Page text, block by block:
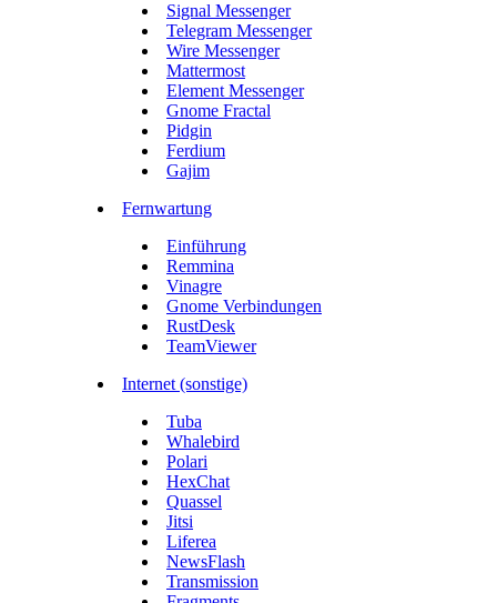
Signal Messenger
Telegram Messenger
Wire Messenger
Mattermost
Element Messenger
Gnome Fractal
Pidgin
Ferdium
Gajim
Fernwartung
Einführung
Remmina
Vinagre
Gnome Verbindungen
RustDesk
TeamViewer
Internet (sonstige)
Tuba
Whalebird
Polari
HexChat
Quassel
Jitsi
Liferea
NewsFlash
Transmission